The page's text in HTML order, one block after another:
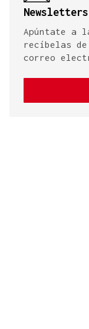
Apúntate a
recíbelas
correo